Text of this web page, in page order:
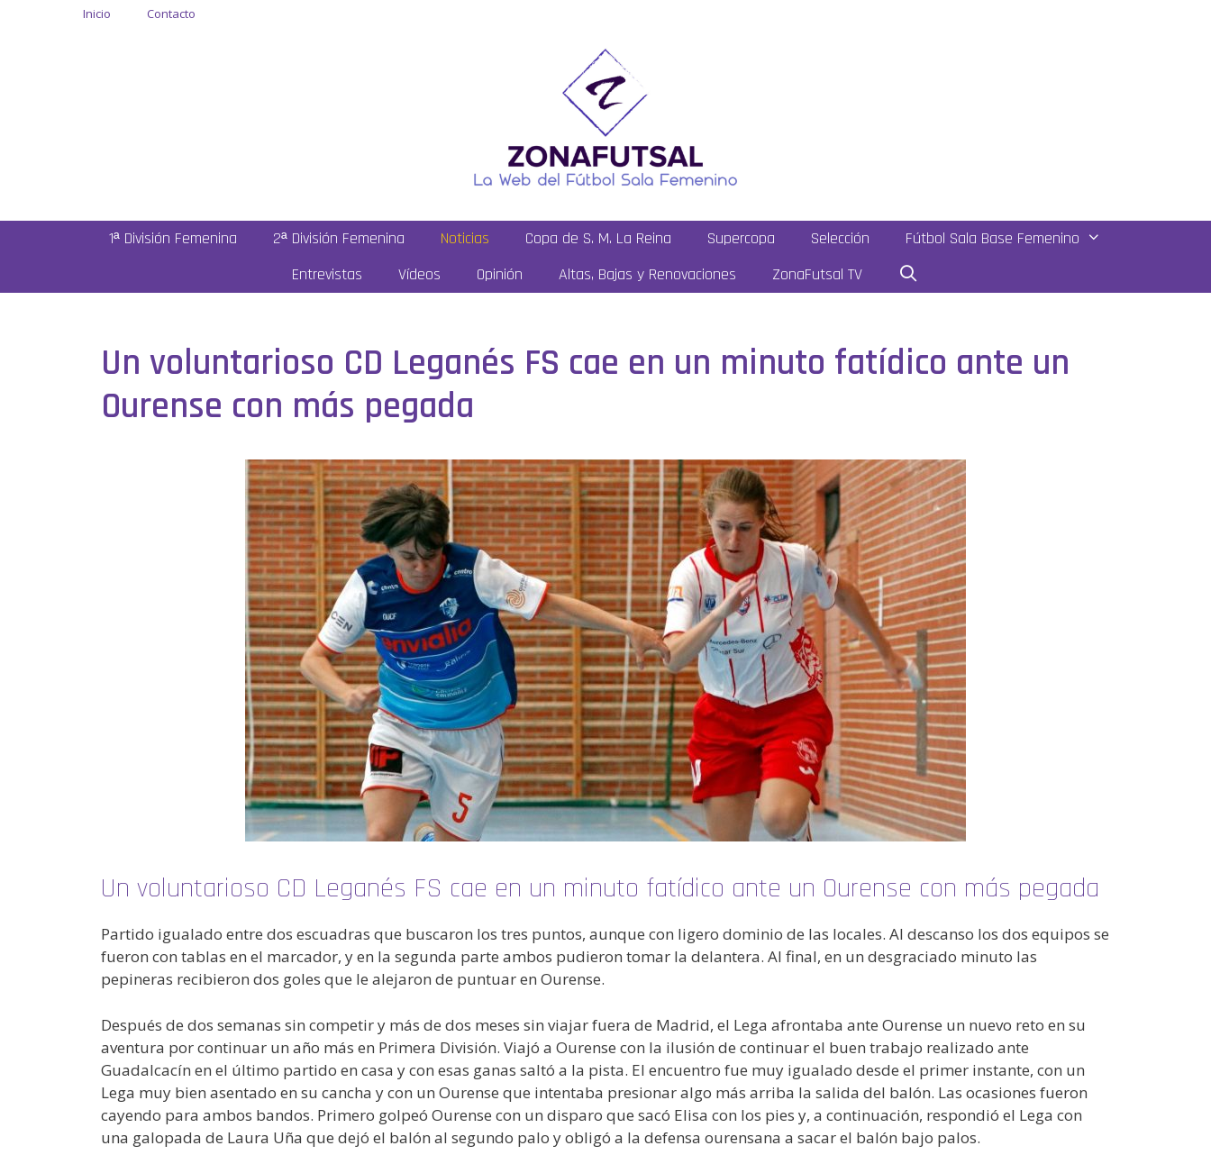
Inicio Contacto
1ª División Femenina 2ª División Femenina Noticias Copa de S. M. La Reina Supercopa Selección
Fútbol Sala Base Femenino
Entrevistas
Vídeos Opinión Altas, Bajas y Renovaciones ZonaFutsal TV
Un voluntarioso CD Leganés FS cae en un minuto fatídico ante un
Ourense con más pegada
Un voluntarioso CD Leganés FS cae en un minuto fatídico ante un Ourense con más pegada
Partido igualado entre dos escuadras que buscaron los tres puntos, aunque con ligero dominio de las locales. Al descanso los dos equipos se
fueron con tablas en el marcador, y en la segunda parte ambos pudieron tomar la delantera. Al final, en un desgraciado minuto las
pepineras recibieron dos goles que le alejaron de puntuar en Ourense.
Después de dos semanas sin competir y más de dos meses sin viajar fuera de Madrid, el Lega afrontaba ante Ourense un nuevo reto en su
aventura por continuar un año más en Primera División. Viajó a Ourense con la ilusión de continuar el buen trabajo realizado ante
Guadalcacín en el último partido en casa y con esas ganas saltó a la pista. El encuentro fue muy igualado desde el primer instante, con un
Lega muy bien asentado en su cancha y con un Ourense que intentaba presionar algo más arriba la salida del balón. Las ocasiones fueron
cayendo para ambos bandos. Primero golpeó Ourense con un disparo que sacó Elisa con los pies y, a continuación, respondió el Lega con
una galopada de Laura Uña que dejó el balón al segundo palo y obligó a la defensa ourensana a sacar el balón bajo palos.